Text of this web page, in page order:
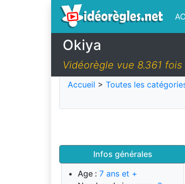
Okiya
Vidéorègle vue 8.361 fois
Accueil > Toutes les
Infos générales
Age : 7 ans et +